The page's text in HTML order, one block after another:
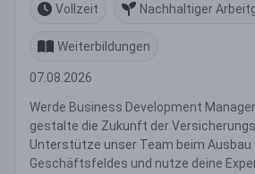
Vollzeit
Nachhaltiger
Weiterbildungen
07.08.2026
Werde Business Development
gestalte die Zukunft der
Unterstütze unser Team beim Ausbau
Geschäftsfeldes und nutze deine